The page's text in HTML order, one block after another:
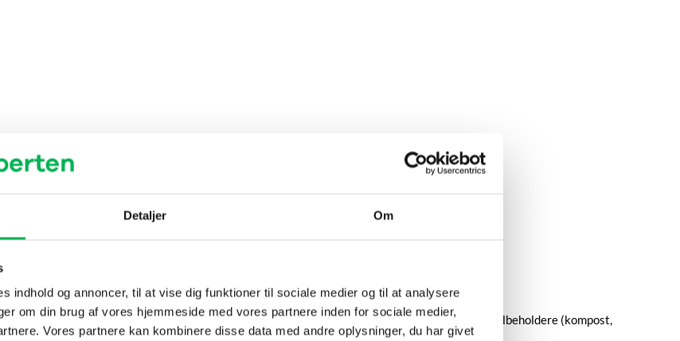
Detaljer Om
indhold og annoncer, til at vise dig funktioner til sociale medier og til at analysere
om din brug af vores hjemmeside med vores partnere inden for sociale medier,
Vores partnere kan kombinere disse data med andre oplysninger, du har givet
bord- og hyldeben i drivhuse, ved indgange, hvor snegle kommer ind, samt på plast- og metalbeholdere (kompost,